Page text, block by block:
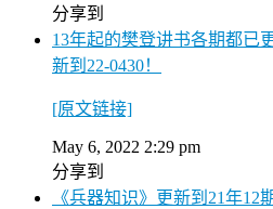
分享到
13年起的樊登讲书各期都已
新到22-0430！
[原文链接]
May 6, 2022 2:29 pm
分享到
《兵器知识》更新到21年12